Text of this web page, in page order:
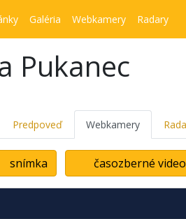
Galéria Webkamery Radary
Pukanec
Predpoveď Webkamery
snímka časozberné video